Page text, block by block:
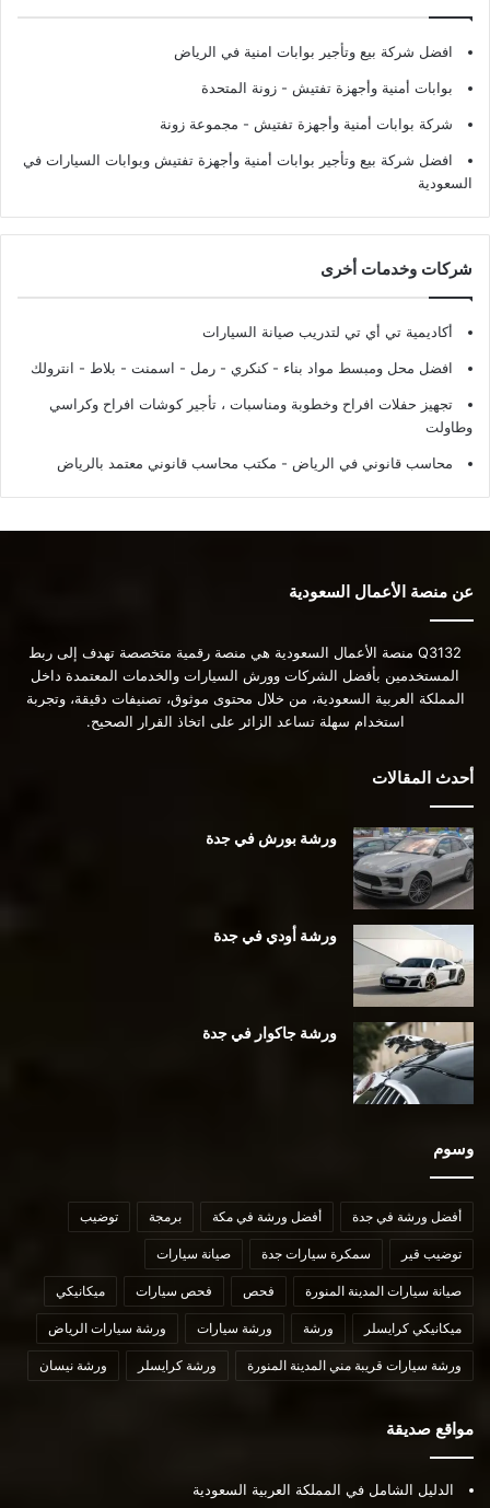
افضل شركة بيع وتأجير بوابات امنية في الرياض
بوابات أمنية وأجهزة تفتيش - زونة المتحدة
شركة بوابات أمنية وأجهزة تفتيش - مجموعة زونة
افضل شركة بيع وتأجير بوابات أمنية وأجهزة تفتيش وبوابات السيارات في
السعودية
شركات وخدمات أخرى
أكاديمية تي أي تي لتدريب صيانة السيارات
افضل محل ومبسط مواد بناء - كنكري - رمل - اسمنت - بلاط - انترولك
تجهيز حفلات افراح وخطوبة ومناسبات ، تأجير كوشات افراح وكراسي
وطاولت
محاسب قانوني في الرياض - مكتب محاسب قانوني معتمد بالرياض
عن منصة الأعمال السعودية
Q3132 منصة الأعمال السعودية هي منصة رقمية متخصصة تهدف إلى ربط
المستخدمين بأفضل الشركات وورش السيارات والخدمات المعتمدة داخل
المملكة العربية السعودية، من خلال محتوى موثوق، تصنيفات دقيقة، وتجربة
استخدام سهلة تساعد الزائر على اتخاذ القرار الصحيح.
أحدث المقالات
ورشة بورش في جدة
ورشة أودي في جدة
ورشة جاكوار في جدة
وسوم
أفضل ورشة في جدة أفضل ورشة في مكة برمجة توضيب
توضيب قير سمكرة سيارات جدة صيانة سيارات
صيانة سيارات المدينة المنورة فحص فحص سيارات ميكانيكي
ميكانيكي كرايسلر ورشة ورشة سيارات ورشة سيارات الرياض
ورشة سيارات قريبة مني المدينة المنورة ورشة كرايسلر ورشة نيسان
مواقع صديقة
الدليل الشامل في المملكة العربية السعودية